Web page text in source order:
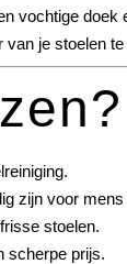
vochtige doek
je stoelen te
zijn voor mens
stoelen.
scherpe prijs.